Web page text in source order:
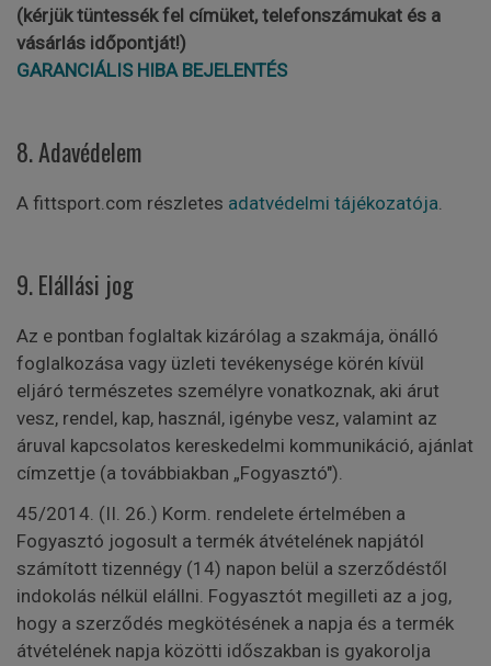
(kérjük tüntessék fel címüket, telefonszámukat és a
vásárlás időpontját!)
GARANCIÁLIS HIBA BEJELENTÉS
8. Adavédelem
A fittsport.com részletes adatvédelmi tájékozatója.
9. Elállási jog
Az e pontban foglaltak kizárólag a szakmája, önálló
foglalkozása vagy üzleti tevékenysége körén kívül
eljáró természetes személyre vonatkoznak, aki árut
vesz, rendel, kap, használ, igénybe vesz, valamint az
áruval kapcsolatos kereskedelmi kommunikáció, ajánlat
címzettje (a továbbiakban „Fogyasztó").
45/2014. (II. 26.) Korm. rendelete értelmében a
Fogyasztó jogosult a termék átvételének napjától
számított tizennégy (14) napon belül a szerződéstől
indokolás nélkül elállni. Fogyasztót megilleti az a jog,
hogy a szerződés megkötésének a napja és a termék
átvételének napja közötti időszakban is gyakorolja